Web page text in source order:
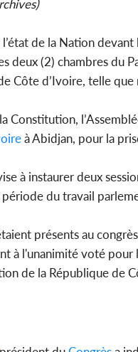
de la Nation
deux (2) chambres
Côte d’Ivoire, telle
Constitution,
à Abidjan, pour la
à instaurer deux
du travail
présents au
à l'unanimité voté
de la République de